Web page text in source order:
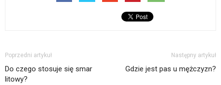
Poprzedni artykuł
Do czego stosuje się smar
litowy?
Następny artykuł
Gdzie jest pas u mężczyzn?